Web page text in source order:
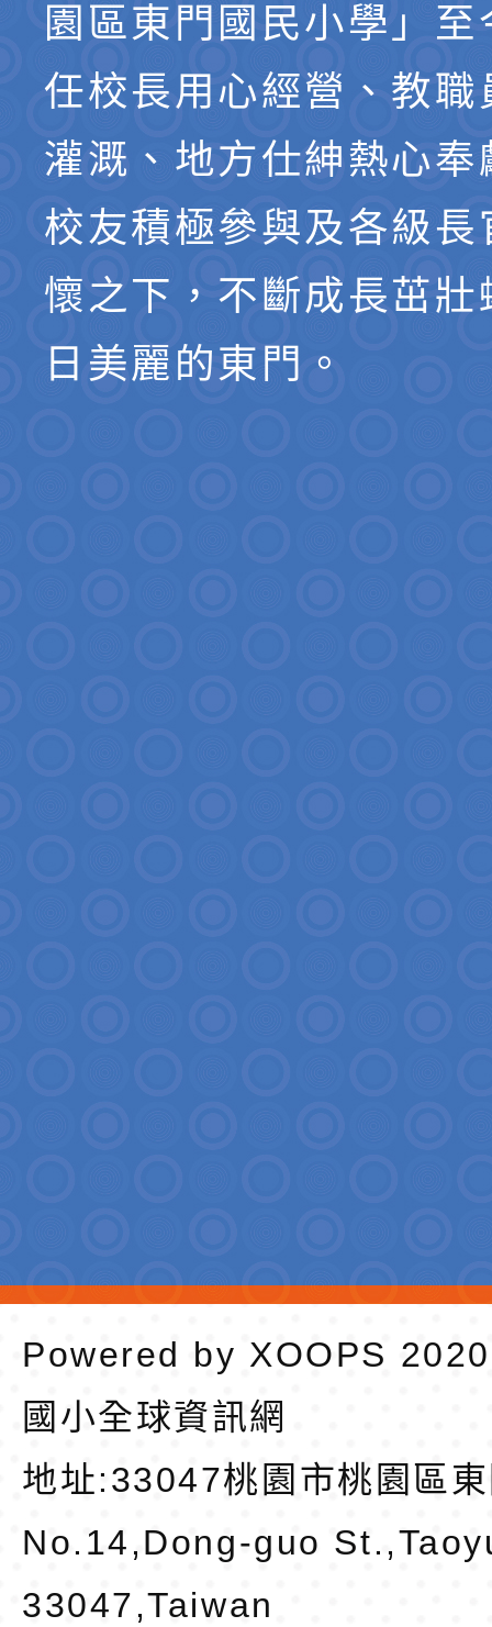
園區東門國民小學」
任校長用心經營、教職
灌溉、地方仕紳熱心奉
校友積極參與及各級長
懷之下，不斷成長茁壯
日美麗的東門。
Powered by XOOPS
國小全球資訊網
地址:33047桃園市桃園區
No.14,Dong-guo
33047,Taiwan